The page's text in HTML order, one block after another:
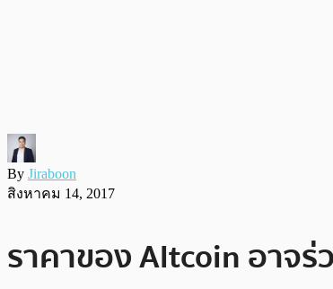
By Jiraboon
สิงหาคม 14, 2017
ราคาของ Altcoin อาจ